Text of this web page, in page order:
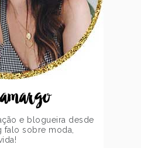
e blogueira desde
sobre moda,